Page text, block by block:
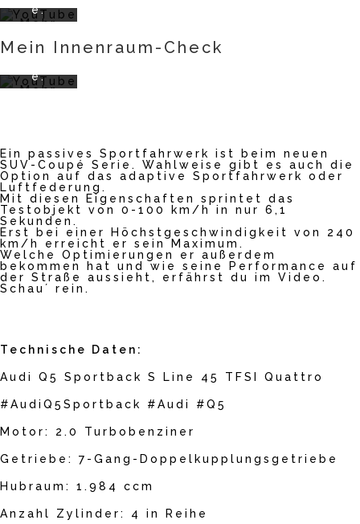
e.
Mehr
en
Video
e
immer
entsper
ren
Mein Innenraum-Check
Datens
chutze
g von
e.
Mehr
Video
laden
YouTub
e
immer
entsper
ren
Ein passives Sportfahrwerk ist beim neuen
SUV-Coupé Serie. Wahlweise gibt es auch die
Option auf das adaptive Sportfahrwerk oder
Luftfederung.
Mit diesen Eigenschaften sprintet das
Testobjekt von 0-100 km/h in nur 6,1
Sekunden.
Erst bei einer Höchstgeschwindigkeit von 240
km/h erreicht er sein Maximum.
Welche Optimierungen er außerdem
bekommen hat und wie seine Performance auf
der Straße aussieht, erfährst du im Video.
Schau´ rein.
Technische Daten:
Audi Q5 Sportback S Line 45 TFSI Quattro
#AudiQ5Sportback #Audi #Q5
Motor: 2.0 Turbobenziner
Getriebe: 7-Gang-Doppelkupplungsgetriebe
Hubraum: 1.984 ccm
Anzahl Zylinder: 4 in Reihe